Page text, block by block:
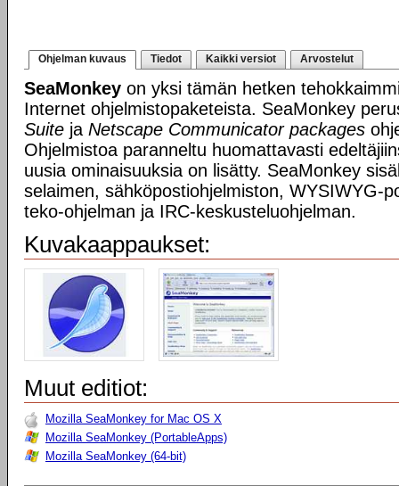
Ohjelman kuvaus Tiedot Kaikki versiot Arvostelut
SeaMonkey on yksi tämän hetken
Internet ohjelmistopaketeista. SeaMonkey
Suite ja Netscape Communicator packages
Ohjelmistoa paranneltu huomattavasti
uusia ominaisuuksia on lisätty. SeaMonkey
selaimen, sähköpostiohjelmiston, WYSIWYG-
teko-ohjelman ja IRC-keskusteluohjelman.
Kuvakaappaukset:
Muut editiot:
Mozilla SeaMonkey for Mac OS X
Mozilla SeaMonkey (PortableApps)
Mozilla SeaMonkey (64-bit)